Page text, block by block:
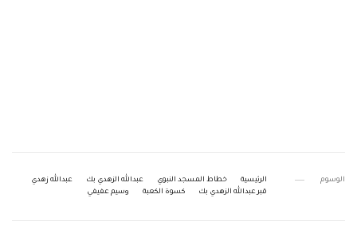
الوسوم الرئيسية خطاط المسجد النبوي عبدالله الزهدي بك
عبدالله زهدي
قبر عبدالله الزهدي بك
كسوة الكعبة وسيم عفيفي